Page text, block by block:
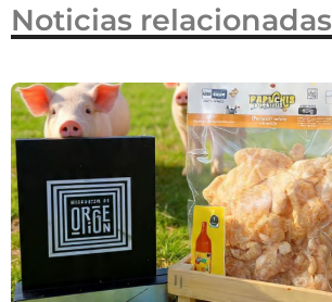
Noticias relacionadas